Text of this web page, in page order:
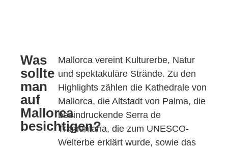
Was
sollte
man
auf
Mallorca
besichtigen?
Mallorca vereint Kulturerbe, Natur
und spektakuläre Strände. Zu den
Highlights zählen die Kathedrale von
Mallorca, die Altstadt von Palma, die
beeindruckende Serra de
Tramuntana, die zum UNESCO-
Welterbe erklärt wurde, sowie das